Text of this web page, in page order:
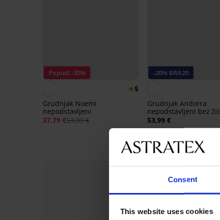
Consent
This website uses cookies
Popust -30%
5
Grudnjak Noemi
nepodstavljeni
37,79 €53,99 €
-20% BRA20
Grudnjak Andorra
nepodstavljeni bez
53,99 €
43,19 €